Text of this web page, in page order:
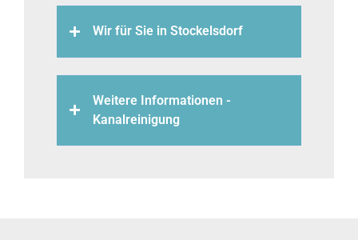
Wir für Sie in Stockelsdorf
Weitere Informationen -
Kanalreinigung